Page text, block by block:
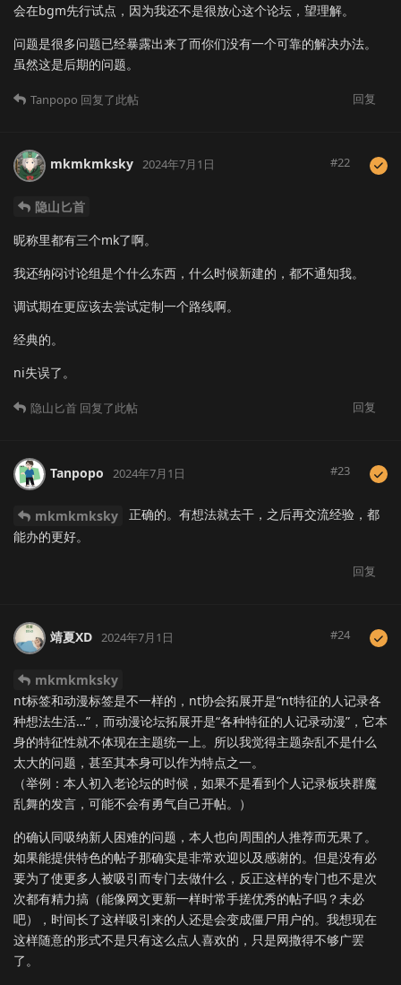
会在bgm先行试点，因为我还不是很放心这个论坛，望理解。
问题是很多问题已经暴露出来了而你们没有一个可靠的解决办法。
虽然这是后期的问题。
回复
Tanpopo 回复了此帖
mkmkmksky 2024年7月1日 #22
隐山匕首
昵称里都有三个mk了啊。
我还纳闷讨论组是个什么东西，什么时候新建的，都不通知我。
调试期在更应该去尝试定制一个路线啊。
经典的。
ni失误了。
回复
隐山匕首 回复了此帖
Tanpopo 2024年7月1日 #23
mkmkmksky
正确的。有想法就去干，之后再交流经验，都
能办的更好。
回复
靖夏XD 2024年7月1日 #24
mkmkmksky
nt标签和动漫标签是不一样的，nt协会拓展开是“nt特征的人记录各
种想法生活…”，而动漫论坛拓展开是“各种特征的人记录动漫”，它本
身的特征性就不体现在主题统一上。所以我觉得主题杂乱不是什么
太大的问题，甚至其本身可以作为特点之一。
（举例：本人初入老论坛的时候，如果不是看到个人记录板块群魔
乱舞的发言，可能不会有勇气自己开帖。）
的确认同吸纳新人困难的问题，本人也向周围的人推荐而无果了。
如果能提供特色的帖子那确实是非常欢迎以及感谢的。但是没有必
要为了使更多人被吸引而专门去做什么，反正这样的专门也不是次
次都有精力搞（能像网文更新一样时常手搓优秀的帖子吗？未必
吧），时间长了这样吸引来的人还是会变成僵尸用户的。我想现在
这样随意的形式不是只有这么点人喜欢的，只是网撒得不够广罢
了。